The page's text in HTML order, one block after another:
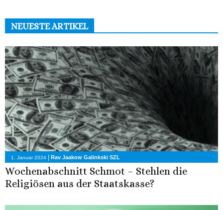
NEUESTE ARTIKEL
1. Januar 2024 | Rav Jaakow Galinkski SZL
Wochenabschnitt Schmot – Stehlen die
Religiösen aus der Staatskasse?